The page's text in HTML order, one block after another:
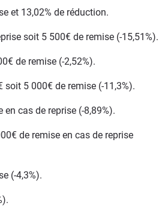
et 13,02% de réduction.
soit 5 500€ de remise (-15,51%).
de remise (-2,52%).
5 000€ de remise (-11,3%).
cas de reprise (-8,89%).
de remise en cas de reprise
(-4,3%).